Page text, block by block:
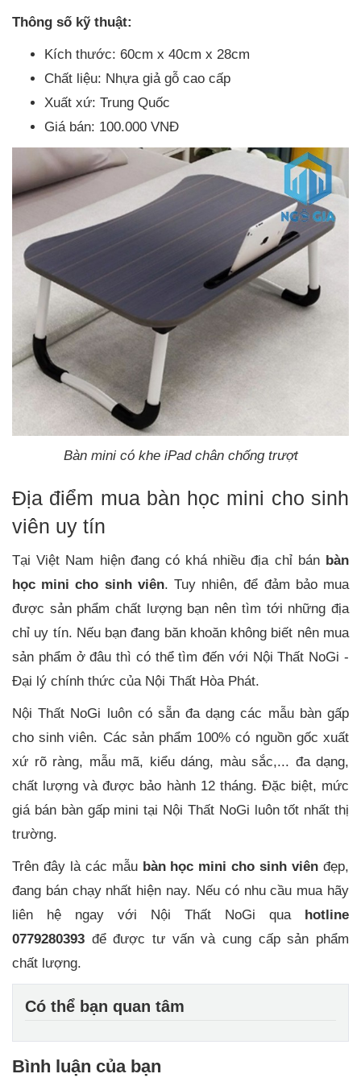
Thông số kỹ thuật:
Kích thước: 60cm x 40cm x 28cm
Chất liệu: Nhựa giả gỗ cao cấp
Xuất xứ: Trung Quốc
Giá bán: 100.000 VNĐ
Bàn mini có khe iPad chân chống trượt
Địa điểm mua bàn học mini cho sinh
viên uy tín
Tại Việt Nam hiện đang có khá nhiều địa chỉ bán bàn
học mini cho sinh viên. Tuy nhiên, để đảm bảo mua
được sản phẩm chất lượng bạn nên tìm tới những địa
chỉ uy tín. Nếu bạn đang băn khoăn không biết nên mua
sản phẩm ở đâu thì có thể tìm đến với Nội Thất NoGi -
Đại lý chính thức của Nội Thất Hòa Phát.
Nội Thất NoGi luôn có sẵn đa dạng các mẫu bàn gấp
cho sinh viên. Các sản phẩm 100% có nguồn gốc xuất
xứ rõ ràng, mẫu mã, kiểu dáng, màu sắc,... đa dạng,
chất lượng và được bảo hành 12 tháng. Đặc biệt, mức
giá bán bàn gấp mini tại Nội Thất NoGi luôn tốt nhất thị
trường.
Trên đây là các mẫu bàn học mini cho sinh viên đẹp,
đang bán chạy nhất hiện nay. Nếu có nhu cầu mua hãy
liên hệ ngay với Nội Thất NoGi qua
hotline
0779280393 để được tư vấn và cung cấp sản phẩm
chất lượng.
Có thể bạn quan tâm
Bình luận của bạn